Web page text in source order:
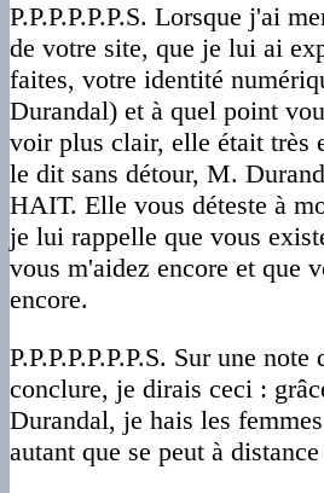
P.P.P.P.P.P.S. Lorsque j'ai
de votre site, que je lui ai
faites, votre identité
Durandal) et à quel point
voir plus clair, elle était très
le dit sans détour, M.
HAIT. Elle vous déteste à
je lui rappelle que vous
vous m'aidez encore et que
encore.
P.P.P.P.P.P.P.S. Sur une
conclure, je dirais ceci :
Durandal, je hais les
autant que se peut à